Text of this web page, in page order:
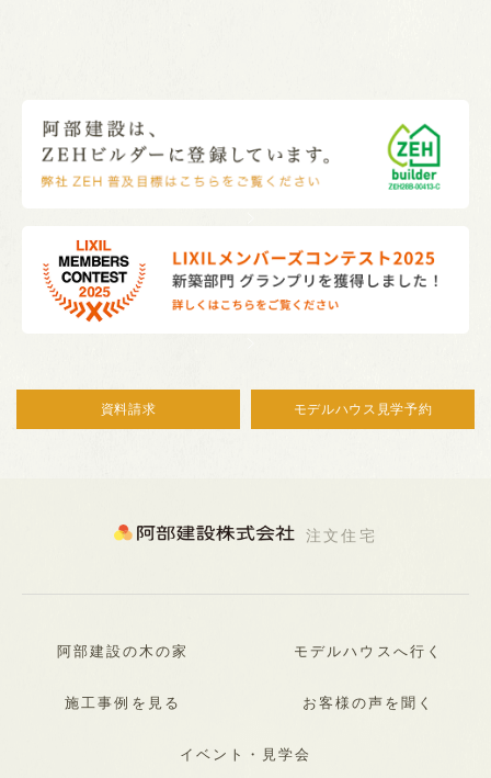
資料請求 モデルハウス見学予約
注文住宅
阿部建設の木の家 モデルハウスへ行く
施工事例を見る お客様の声を聞く
イベント・見学会